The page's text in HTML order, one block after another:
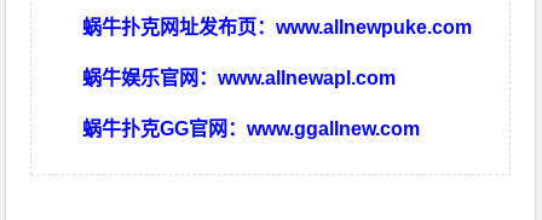
蜗牛扑克网址发布页：www.allnewpuke.com
蜗牛娱乐官网：www.allnewapl.com
蜗牛扑克GG官网：www.ggallnew.com